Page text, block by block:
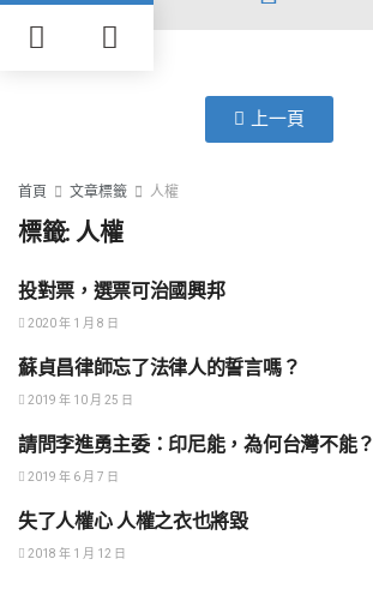
上一頁
首頁 文章標籤 人權
標籤:人權
兩岸關係與外交
投對票，選票可治國興邦
2020 年 1 月 8 日
社會正義
蘇貞昌律師忘了法律人的誓言嗎？
2019 年 10 月 25 日
民主政治
請問李進勇主委：印尼能，為何台灣不能？
2019 年 6 月 7 日
兩岸關係與外交
失了人權心 人權之衣也將毀
2018 年 1 月 12 日